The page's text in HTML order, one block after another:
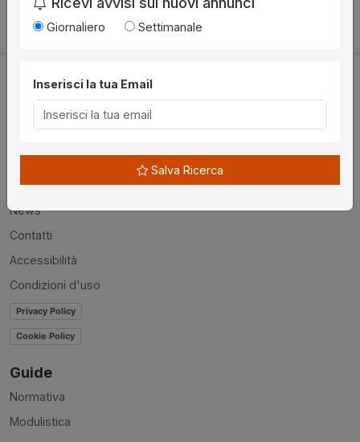
Cambia la ricerca
Disclaimer
News
Contatti
Accessibilità
Condizioni d'uso
Privacy Policy
Cookie Policy
Guide
Normativa
Modulistica
Giornaliero Settimanale
Inserisci la tua Email
Salva Ricerca